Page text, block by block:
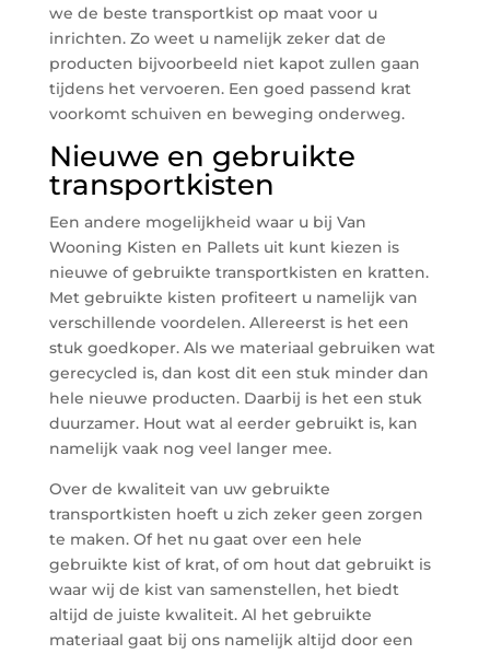
we de beste transportkist op maat voor u
inrichten. Zo weet u namelijk zeker dat de
producten bijvoorbeeld niet kapot zullen gaan
tijdens het vervoeren. Een goed passend krat
voorkomt schuiven en beweging onderweg.
Nieuwe en gebruikte
transportkisten
Een andere mogelijkheid waar u bij Van
Wooning Kisten en Pallets uit kunt kiezen is
nieuwe of gebruikte transportkisten en kratten.
Met gebruikte kisten profiteert u namelijk van
verschillende voordelen. Allereerst is het een
stuk goedkoper. Als we materiaal gebruiken wat
gerecycled is, dan kost dit een stuk minder dan
hele nieuwe producten. Daarbij is het een stuk
duurzamer. Hout wat al eerder gebruikt is, kan
namelijk vaak nog veel langer mee.
Over de kwaliteit van uw gebruikte
transportkisten hoeft u zich zeker geen zorgen
te maken. Of het nu gaat over een hele
gebruikte kist of krat, of om hout dat gebruikt is
waar wij de kist van samenstellen, het biedt
altijd de juiste kwaliteit. Al het gebruikte
materiaal gaat bij ons namelijk altijd door een